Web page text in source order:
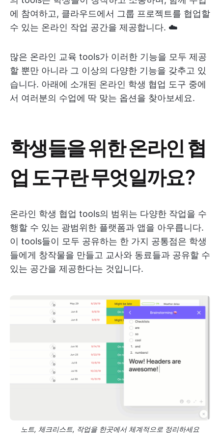
에 참여하고, 클라우드에서 그룹 프로젝트를 협업할
수 있는 온라인 작업 공간을 제공합니다. ☁️
많은 온라인 교육 tools가 이러한 기능을 모두 제공
할 뿐만 아니라 그 이상의 다양한 기능을 갖추고 있
습니다. 아래에 소개된 온라인 학생 협업 도구 중에
서 여러분의 수업에 딱 맞는 옵션을 찾아보세요.
학생들을 위한 온라인 협
업 도구란 무엇일까요?
온라인 학생 협업 tools의 범위는 다양한 작업을 수
행할 수 있는 광범위한 플랫폼과 앱을 아우릅니다.
이 tools들이 모두 공유하는 한 가지 공통점은 학생
들에게 창작물을 만들고 교사와 동료들과 공유할 수
있는 공간을 제공한다는 것입니다.
노트, 체크리스트, 작업을 한곳에서 체계적으로 정리하세요